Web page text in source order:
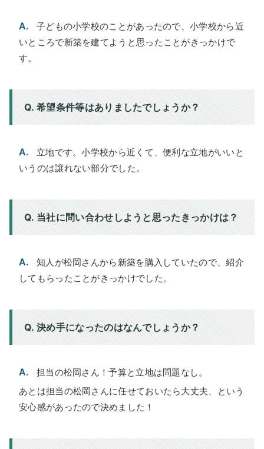
A.
子どもの小学校のことがあったので、小学校から近
いところで新築を建てようと思ったことがきっかけで
す。
Q. 希望条件等はありましたでしょうか？
A.
立地です。小学校から近くて、便利な立地がいいと
いうのは譲れない部分でした。
Q. 当社に問い合わせしようと思ったきっかけは？
A.
知人が松岡さんから新築を購入していたので、紹介
してもらったことがきっかけでした。
Q. 決め手になったのはなんでしょうか？
A.
担当の松岡さん！予算と立地は問題なし。
あとは担当の松岡さんに任せておいたら大丈夫、という
安心感があったので決めました！